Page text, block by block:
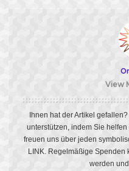
View
Ihnen hat der Artikel
unterstützen, indem Sie
freuen uns über jeden
LINK. Regelmäßige Spenden
werden